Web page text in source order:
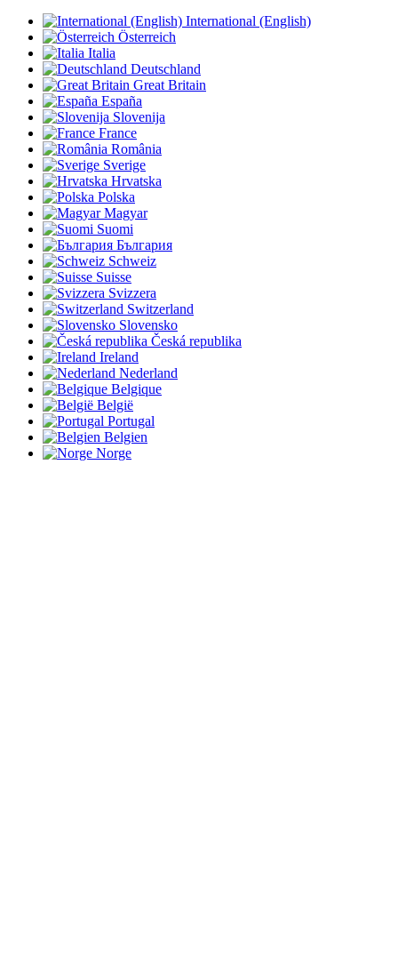
International (English)
Österreich
Italia
Deutschland
Great Britain
España
Slovenija
France
România
Sverige
Hrvatska
Polska
Magyar
Suomi
България
Schweiz
Suisse
Svizzera
Switzerland
Slovensko
Česká republika
Ireland
Nederland
Belgique
België
Portugal
Belgien
Norge